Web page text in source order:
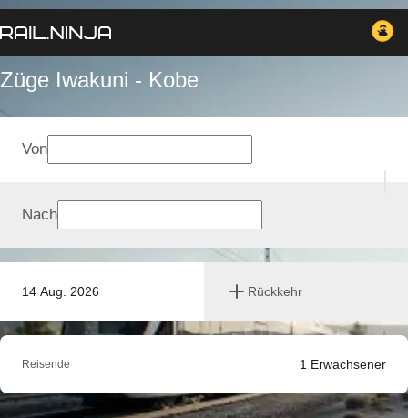
Züge Iwakuni - Kobe
14 Aug. 2026 Rückkehr
Von
Nach
Reisende 1 Erwachsener